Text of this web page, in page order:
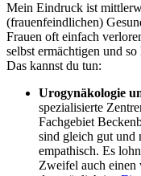
Mein Eindruck ist
(frauenfeindlichen)
Frauen oft einfach
selbst ermächtigen und
Das kannst du tun:
Urogynäkologie
spezialisierte
Fachgebiet
sind gleich gut und
empathisch. Es
Zweifel auch einen